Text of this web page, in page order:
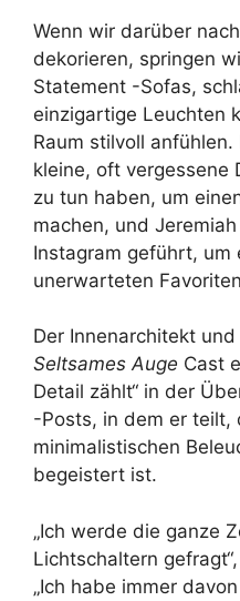
Wenn wir darüber
dekorieren, springen
Statement -Sofas,
einzigartige Leuchten
Raum stilvoll
kleine, oft vergessene
zu tun haben, um
machen, und
Instagram geführt, um
unerwarteten
Der Innenarchitekt
Seltsames Auge Cast
Detail zählt“ in der
-Posts, in dem er teilt,
minimalistischen
begeistert ist.
„Ich werde die ganze
Lichtschaltern
„Ich habe immer